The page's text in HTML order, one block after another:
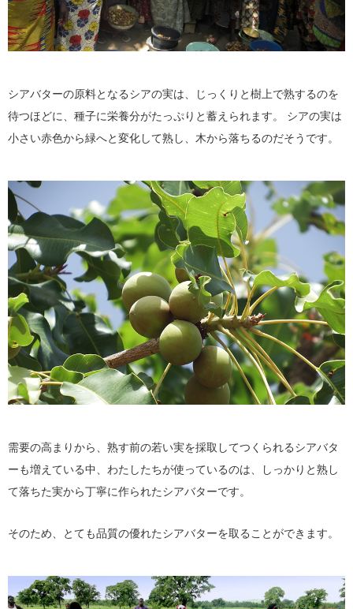
シアバターの原料となるシアの実は、じっくりと樹上で熟するのを
待つほどに、種子に栄養分がたっぷりと蓄えられます。 シアの実は
小さい赤色から緑へと変化して熟し、木から落ちるのだそうです。
需要の高まりから、熟す前の若い実を採取してつくられるシアバタ
ーも増えている中、わたしたちが使っているのは、しっかりと熟し
て落ちた実から丁寧に作られたシアバターです。
そのため、とても品質の優れたシアバターを取ることができます。